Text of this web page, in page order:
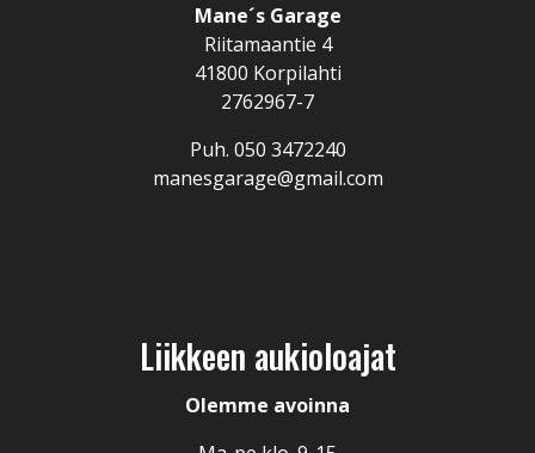
Mane´s Garage
Riitamaantie 4
41800 Korpilahti
2762967-7
Puh. 050 3472240
manesgarage@gmail.com
Liikkeen aukioloajat
Olemme avoinna